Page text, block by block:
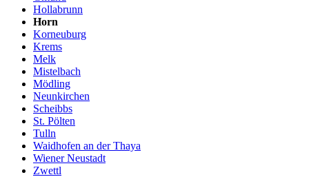
Hollabrunn
Horn
Korneuburg
Krems
Melk
Mistelbach
Mödling
Neunkirchen
Scheibbs
St. Pölten
Tulln
Waidhofen an der Thaya
Wiener Neustadt
Zwettl